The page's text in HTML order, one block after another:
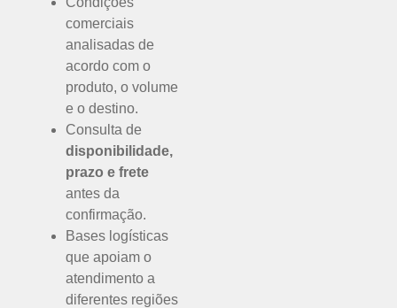
comerciais
analisadas de
acordo com o
produto, o volume
e o destino.
Consulta de
disponibilidade,
prazo e frete
antes da
confirmação.
Bases logísticas
que apoiam o
atendimento a
diferentes regiões